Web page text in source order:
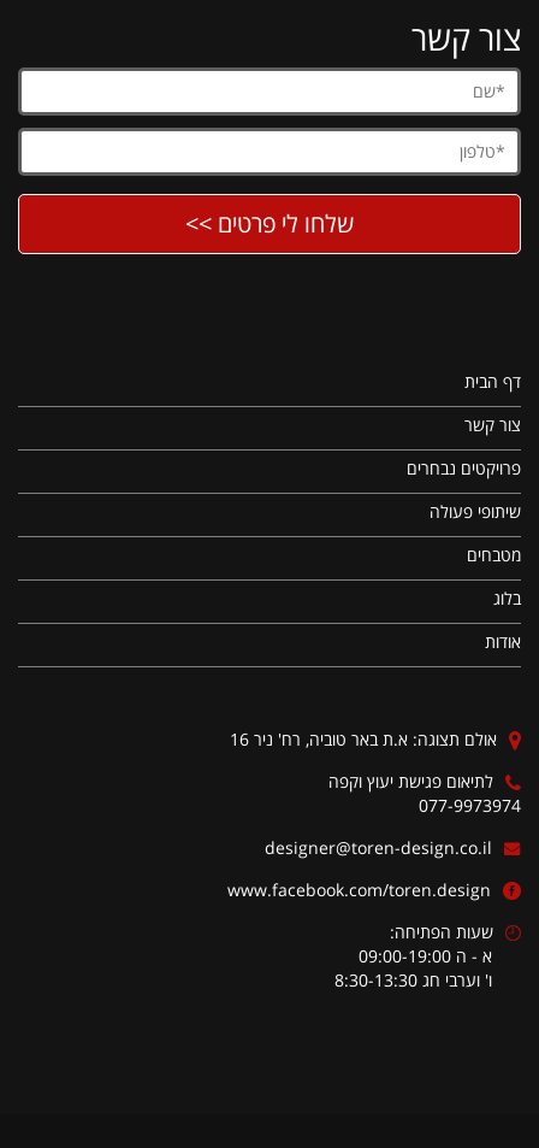
צור קשר
דף הבית
צור קשר
פרויקטים נבחרים
שיתופי פעולה
מטבחים
בלוג
אודות
אולם תצוגה: א.ת באר טוביה, רח' ניר 16
לתיאום פגישת יעוץ וקפה
077-9973974
designer@toren-design.co.il
www.facebook.com/toren.design
שעות הפתיחה:
א - ה 09:00-19:00
ו' וערבי חג 8:30-13:30